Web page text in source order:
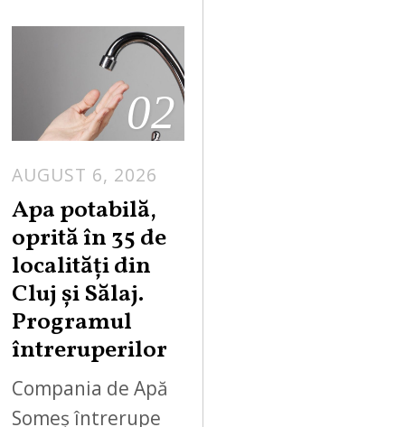
02
AUGUST 6, 2026
Apa potabilă,
oprită în 35 de
localități din
Cluj și Sălaj.
Programul
întreruperilor
Compania de Apă
Someș întrerupe